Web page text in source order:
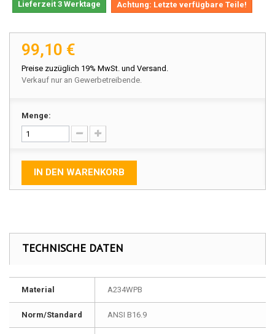
Lieferzeit 3 Werktage Achtung: Letzte verfügbare Teile!
99,10 €
Preise zuzüglich 19% MwSt. und Versand.
Verkauf nur an Gewerbetreibende.
Menge:
IN DEN WARENKORB
TECHNISCHE DATEN
Material A234WPB
Norm/Standard ANSI B16.9